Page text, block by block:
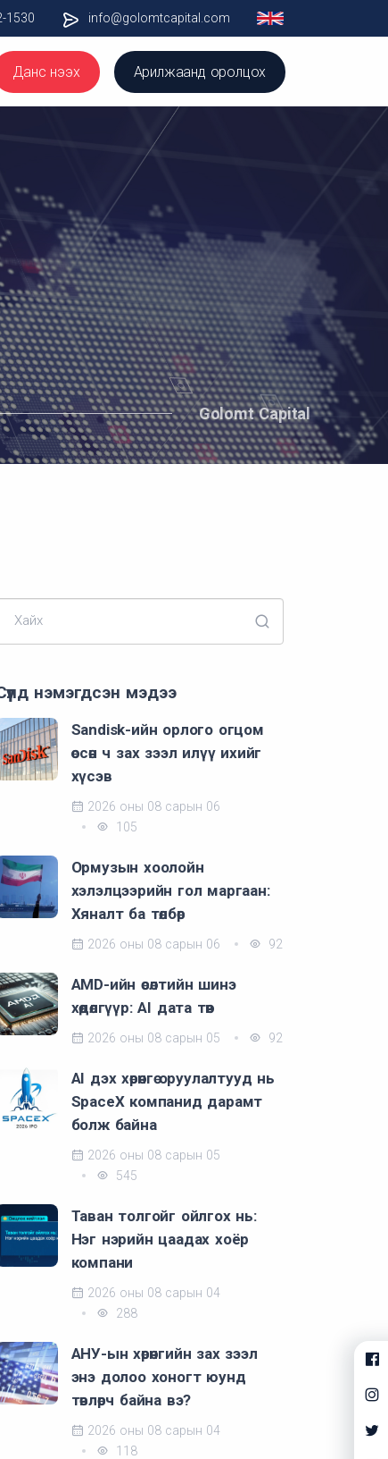
1530 info@golomtcapital.com
Данс нээх Арилжаанд оролцох
Golomt Capital
Хайх
нэмэгдсэн мэдээ
Sandisk-ийн орлого огцом
өссөн ч зах зээл илүү ихийг
хүсэв
2026 оны 08 сарын 06
105
Ормузын хоолойн
хэлэлцээрийн гол маргаан:
Хяналт ба төлбөр
2026 оны 08 сарын 06 92
AMD-ийн өсөлтийн шинэ
хөдөлгүүр: AI дата төв
2026 оны 08 сарын 05 92
AI дэх хөрөнгө оруулалтууд нь
SpaceX компанид дарамт
болж байна
2026 оны 08 сарын 05
545
Таван толгойг ойлгох нь:
Нэг нэрийн цаадах хоёр
компани
2026 оны 08 сарын 04
288
АНУ-ын хөрөнгийн зах зээл
энэ долоо хоногт юунд
төвлөрч байна вэ?
2026 оны 08 сарын 04
118